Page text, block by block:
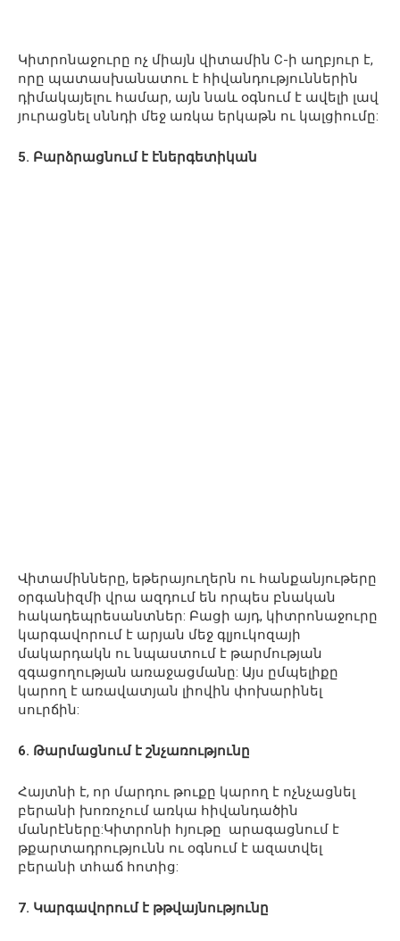
Կիտրոնաջուրը ոչ միայն վիտամին С-ի աղբյուր է,
որը պատասխանատու է հիվանդություններին
դիմակայելու համար, այն նաև օգնում է ավելի լավ
յուրացնել սննդի մեջ առկա երկաթն ու կալցիումը:
5. Բարձրացնում է էներգետիկան
Վիտամինները, եթերայուղերն ու հանքանյութերը
օրգանիզմի վրա ազդում են որպես բնական
հակադեպրեսանտներ: Բացի այդ, կիտրոնաջուրը
կարգավորում է արյան մեջ գլյուկոզայի
մակարդակն ու նպաստում է թարմության
զգացողության առաջացմանը: Այս ըմպելիքը
կարող է առավատյան լիովին փոխարինել
սուրճին:
6. Թարմացնում է շնչառությունը
Հայտնի է, որ մարդու թուքը կարող է ոչնչացնել
բերանի խոռոչում առկա հիվանդածին
մանրէները:Կիտրոնի հյութը արագացնում է
թքարտադրությունն ու օգնում է ազատվել
բերանի տհաճ հոտից:
7. Կարգավորում է թթվայնությունը